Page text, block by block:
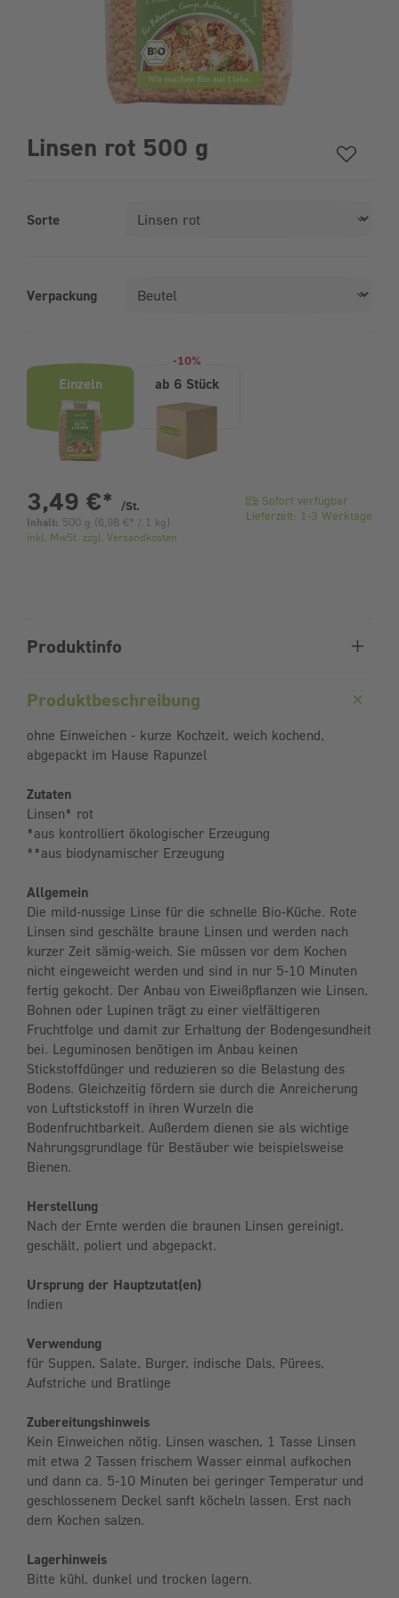
Linsen rot 500 g
Sorte
Verpackung
Einzeln
-10%
ab 6 Stück
3,49 €* /St.
Inhalt: 500 g ( 6,98 € * / 1 kg)
inkl. MwSt. zzgl. Versandkosten
Sofort verfügbar
Lieferzeit: 1-3 Werktage
Produktinfo
Produktbeschreibung
ohne Einweichen - kurze Kochzeit, weich kochend,
abgepackt im Hause Rapunzel
Zutaten
Linsen* rot
*aus kontrolliert ökologischer Erzeugung
**aus biodynamischer Erzeugung
Allgemein
Die mild-nussige Linse für die schnelle Bio-Küche. Rote
Linsen sind geschälte braune Linsen und werden nach
kurzer Zeit sämig-weich. Sie müssen vor dem Kochen
nicht eingeweicht werden und sind in nur 5-10 Minuten
fertig gekocht. Der Anbau von Eiweißpflanzen wie Linsen,
Bohnen oder Lupinen trägt zu einer vielfältigeren
Fruchtfolge und damit zur Erhaltung der Bodengesundheit
bei. Leguminosen benötigen im Anbau keinen
Stickstoffdünger und reduzieren so die Belastung des
Bodens. Gleichzeitig fördern sie durch die Anreicherung
von Luftstickstoff in ihren Wurzeln die
Bodenfruchtbarkeit. Außerdem dienen sie als wichtige
Nahrungsgrundlage für Bestäuber wie beispielsweise
Bienen.
Herstellung
Nach der Ernte werden die braunen Linsen gereinigt,
geschält, poliert und abgepackt.
Ursprung der Hauptzutat(en)
Indien
Verwendung
für Suppen, Salate, Burger, indische Dals, Pürees,
Aufstriche und Bratlinge
Zubereitungshinweis
Kein Einweichen nötig. Linsen waschen, 1 Tasse Linsen
mit etwa 2 Tassen frischem Wasser einmal aufkochen
und dann ca. 5-10 Minuten bei geringer Temperatur und
geschlossenem Deckel sanft köcheln lassen. Erst nach
dem Kochen salzen.
Lagerhinweis
Bitte kühl, dunkel und trocken lagern.